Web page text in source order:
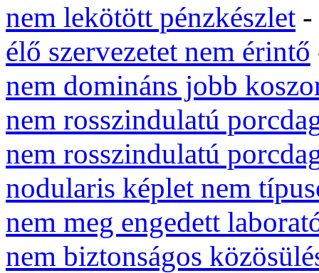
nem lekötött pénzkészlet-
élő szervezetet nem érintő
nem domináns jobb
nem rosszindulatú
nem rosszindulatú
nodularis képlet nem
nem meg engedett
nem biztonságos